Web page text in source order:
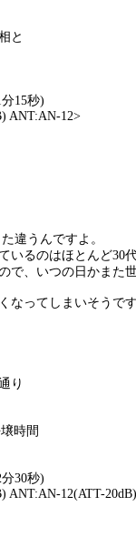
と
15秒)
ANT:AN-12>
違うんですよ。
いるのはほとんど30
で、いつの日かまた
なってしまいそうで
り
時間
30秒)
ANT:AN-12(ATT-